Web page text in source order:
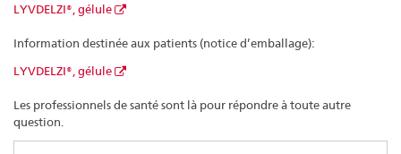
LYVDELZI®, gélule
Information destinée aux patients (notice d’emballage):
LYVDELZI®, gélule
Les professionnels de santé sont là pour répondre à toute autre
question.